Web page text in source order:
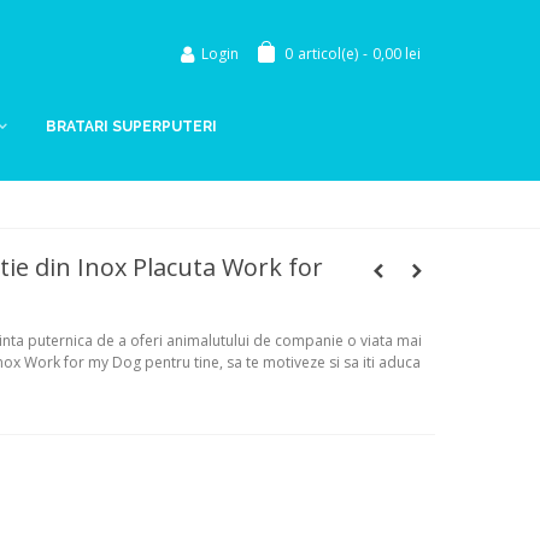
Login 0 articol(e) - 0,00 lei
BRATARI SUPERPUTERI
din Inox Placuta Work for
puternica de a oferi animalutului de companie o viata mai
Work for my Dog pentru tine, sa te motiveze si sa iti aduca